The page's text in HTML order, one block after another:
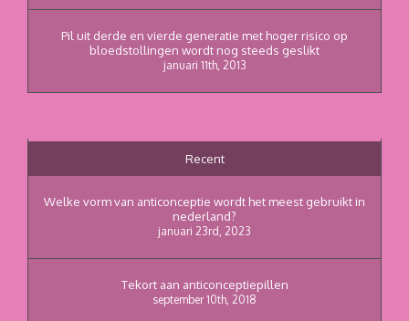
Pil uit derde en vierde generatie met hoger risico op
bloedstollingen wordt nog steeds geslikt
januari 11th, 2013
Recent
Welke vorm van anticonceptie wordt het meest gebruikt in
nederland?
januari 23rd, 2023
Tekort aan anticonceptiepillen
september 10th, 2018